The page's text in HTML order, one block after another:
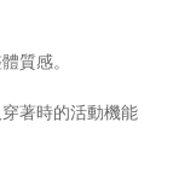
質感。
著時的活動機能